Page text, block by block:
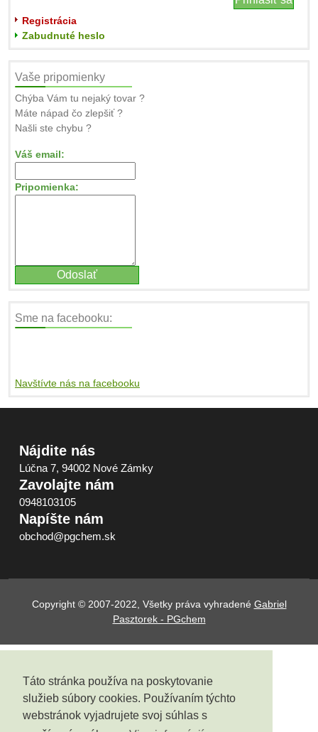
Táto stránka používa na poskytovanie
služieb súbory cookies. Používaním týchto
webstránok vyjadrujete svoj súhlas s
Registrácia
Zabudnuté heslo
Vaše pripomienky
Chýba Vám tu nejaký tovar ?
Máte nápad čo zlepšiť ?
Našli ste chybu ?
Váš email:
Pripomienka:
Sme na facebooku:
Navštívte nás na facebooku
Nájdite nás
Lúčna 7, 94002 Nové Zámky
Zavolajte nám
0948103105
Napíšte nám
obchod@pgchem.sk
Copyright © 2007-2022, Všetky práva vyhradené Gabriel
Pasztorek - PGchem